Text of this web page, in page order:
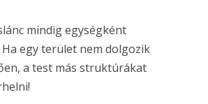
mindig egységként
egy terület nem dolgozik
a test más struktúrákat